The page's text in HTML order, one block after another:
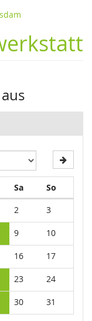
SaSamstag
So
2 3
9 10
16 17
23 24
30 31